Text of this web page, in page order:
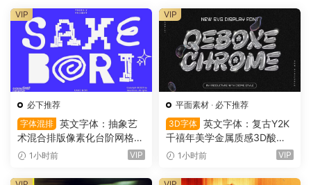
必下推荐
字体混排 英文字体：抽象艺
术混合排版像素化台阶网格状
手绘螺旋有机曲线版面设计封
ace（16160）
1小时前 VIP
VIP
平面素材 · 必下推荐
3D字体 英文字体：复古Y2K
千禧年美学金属质感3D酸性
镀铬文字LOGO标题封面海报
e – 3D Style SVG Font（161
1小时前 VIP
VIP